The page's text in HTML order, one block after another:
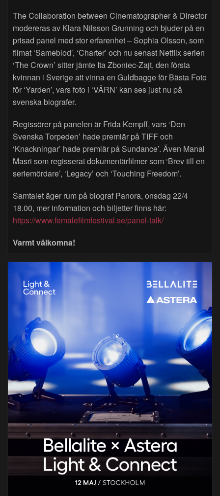
The Collaboration between Cinematographer & Director
modereras av Klara Nilsson Grunning och bjuder på en
prisad panel med stor erfarenhet – Sophia Olsson, som
filmat ‘Sameblod’, ‘Charter’ och nu senast Netflix serien
‘The Crown’ sitter jämte Ita Zboniec-Zajt, den första
kvinnan i Sverige att vinna en Guldbagge för Bästa Foto
för ‘Yarden’, vars foto i ‘VÄRN’ kan ses just nu på
svenska biografer.
Regissörer på panelen är Frida Kempff, vars ‘Den
Svenska Torpeden’ hade premiär på TIFF och
‘Knackningar’ hade premiär på Sundance’. Även Manal
Masri som regisserat dokumentärfilmer som ‘Brev till en
seriemördare’, ‘Legacy’ och ‘Touching Freedom’.
Samtalet äger rum på biograf Panora, onsdag 22/4
18.00, mer information och biljetter finns här:
https://www.femalefilmfestival.se/panel-talk/
Varmt välkomna!